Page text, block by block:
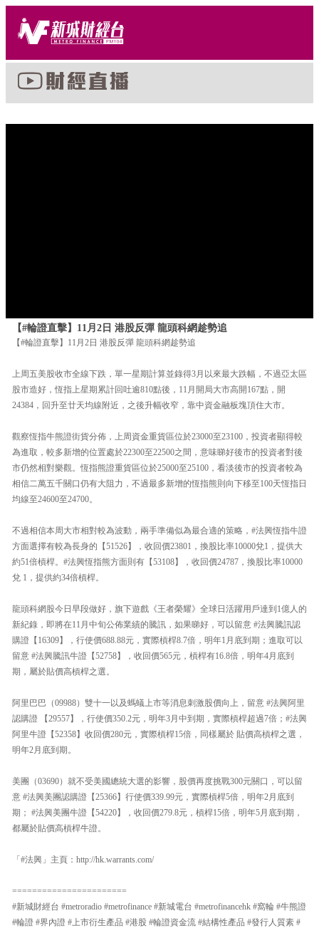
【#輪證直擊】11月2日 港股反彈 龍頭科網趁勢追
【#輪證直擊】11月2日 港股反彈 龍頭科網趁勢追
上周五美股收市全線下跌，單一星期計算並錄得3月以來最大跌幅，不過亞太區
股市造好，恆指上星期累計回吐逾810點後，11月開局大市高開167點，開
24384，回升至廿天均線附近，之後升幅收窄，靠中資金融板塊頂住大市。
觀察恆指牛熊證街貨分佈，上周資金重貨區位於23000至23100，投資者顯得較
為進取，較多新增的位置處於22300至22500之間，意味睇好後市的投資者對後
市仍然相對樂觀。恆指熊證重貨區位於25000至25100，看淡後市的投資者較為
相信二萬五千關口仍有大阻力，不過最多新增的恆指熊則向下移至100天恆指日
均線至24600至24700。
不過相信本周大市相對較為波動，兩手準備似為最合適的策略，#法興恆指牛證
方面選擇有較為長身的【51526】，收回價23801，換股比率10000兌1，提供大
約51倍槓桿。#法興恆指熊方面則有【53108】，收回價24787，換股比率10000
兌 1，提供約34倍槓桿。
龍頭科網股今日早段做好，旗下遊戲《王者榮耀》全球日活躍用戶達到1億人的
新紀錄，即將在11月中旬公佈業績的騰訊，如果睇好，可以留意 #法興騰訊認
購證【16309】，行使價688.88元，實際槓桿8.7倍，明年1月底到期；進取可以
留意 #法興騰訊牛證【52758】，收回價565元，槓桿有16.8倍，明年4月底到
期，屬於貼價高槓桿之選。
阿里巴巴（09988）雙十一以及螞蟻上市等消息刺激股價向上，留意 #法興阿里
認購證 【29557】，行使價350.2元，明年3月中到期，實際槓桿超過7倍；#法興
阿里牛證【52358】收回價280元，實際槓桿15倍，同樣屬於 貼價高槓桿之選，
明年2月底到期。
美團（03690）就不受美國總統大選的影響，股價再度挑戰300元關口，可以留
意 #法興美團認購證【25366】行使價339.99元，實際槓桿5倍，明年2月底到
期； #法興美團牛證【54220】，收回價279.8元，槓桿15倍，明年5月底到期，
都屬於貼價高槓桿牛證。
「#法興」主頁：http://hk.warrants.com/
=======================
#新城財經台 #metroradio #metrofinance #新城電台 #metrofinancehk #窩輪 #牛熊證
#輪證 #界內證 #上市衍生產品 #港股 #輪證資金流 #結構性產品 #發行人質素 #